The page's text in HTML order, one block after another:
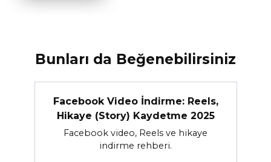
Bunları da Beğenebilirsiniz
Facebook Video İndirme: Reels,
Hikaye (Story) Kaydetme 2025
Facebook video, Reels ve hikaye
indirme rehberi.